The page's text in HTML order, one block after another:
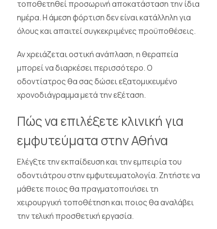
τοποθετηθεί προσωρινή αποκατάσταση την ίδια
ημέρα. Η άμεση φόρτιση δεν είναι κατάλληλη για
όλους και απαιτεί συγκεκριμένες προϋποθέσεις.
Αν χρειάζεται οστική ανάπλαση, η θεραπεία
μπορεί να διαρκέσει περισσότερο. Ο
οδοντίατρος θα σας δώσει εξατομικευμένο
χρονοδιάγραμμα μετά την εξέταση.
Πώς να επιλέξετε κλινική για
εμφυτεύματα στην Αθήνα
Ελέγξτε την εκπαίδευση και την εμπειρία του
οδοντιάτρου στην εμφυτευματολογία. Ζητήστε να
μάθετε ποιος θα πραγματοποιήσει τη
χειρουργική τοποθέτηση και ποιος θα αναλάβει
την τελική προσθετική εργασία.